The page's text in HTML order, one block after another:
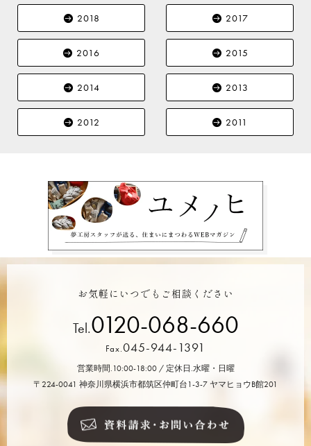
2018 2017
2016 2015
2014 2013
2012 2011
お気軽にいつでもご相談ください
Tel.0120-068-660
Fax.045-944-1391
営業時間.10:00-18:00 / 定休日.水曜・日曜
〒224-0041 神奈川県横浜市都筑区仲町台1-3-7 ヤマヒョウB館201